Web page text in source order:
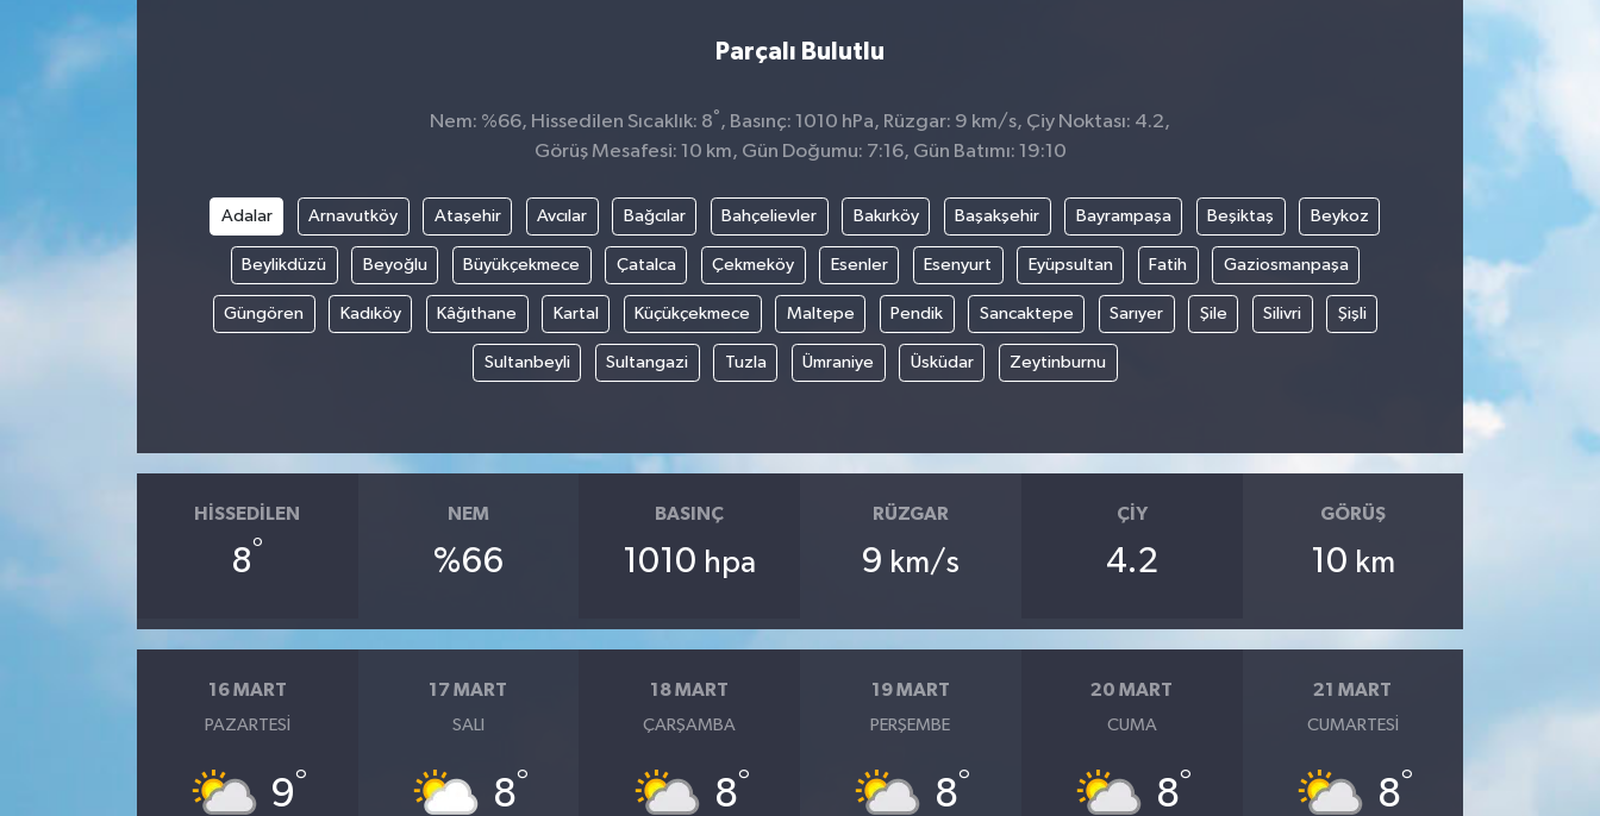
Parçalı Bulutlu
Nem: %66, Hissedilen Sıcaklık: 8° , Basınç: 1010 hPa, Rüzgar: 9 km/s, Çiy Noktası: 4.2,
Görüş Mesafesi: 10 km, Gün Doğumu: 7:16, Gün Batımı: 19:10
Adalar Arnavutköy Ataşehir Avcılar Bağcılar Bahçelievler Bakırköy Başakşehir Bayrampaşa Beşiktaş Beykoz
Beylikdüzü Beyoğlu Büyükçekmece Çatalca Çekmeköy Esenler Esenyurt Eyüpsultan Fatih Gaziosmanpaşa
Güngören Kadıköy Kâğıthane Kartal Küçükçekmece Maltepe Pendik Sancaktepe Sarıyer Şile Silivri Şişli
Sultanbeyli Sultangazi Tuzla Ümraniye Üsküdar Zeytinburnu
HISSEDILEN
8°
NEM
%66
BASINÇ
1010 hpa
RÜZGAR
9 km/s
ÇIY
4.2
GÖRÜŞ
10 km
16 MART
PAZARTESI
9°
17 MART
SALI
8°
18 MART
ÇARŞAMBA
8°
19 MART
PERŞEMBE
8°
20 MART
CUMA
8°
21 MART
CUMARTESI
8°